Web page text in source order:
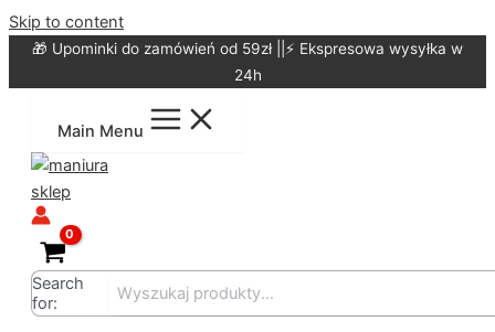
Skip to content
🎁 Upominki do zamówień od 59zł ||⚡ Ekspresowa wysyłka w
24h
Main Menu
Search
for: